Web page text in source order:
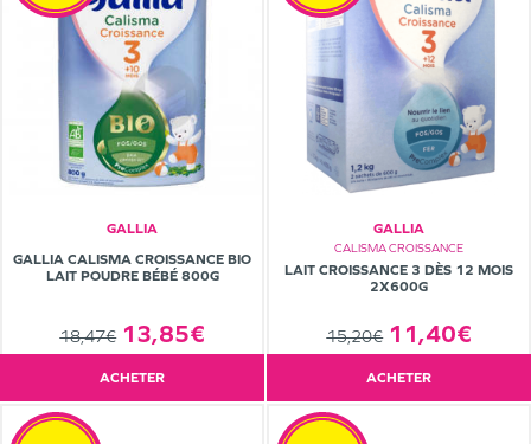
GALLIA
GALLIA CALISMA CROISSANCE BIO
LAIT POUDRE BÉBÉ 800G
18,47€ 13,85€
ACHETER
GALLIA
CALISMA CROISSANCE
LAIT CROISSANCE 3 DÈS 12 MOIS
2X600G
15,20€ 11,40€
ACHETER